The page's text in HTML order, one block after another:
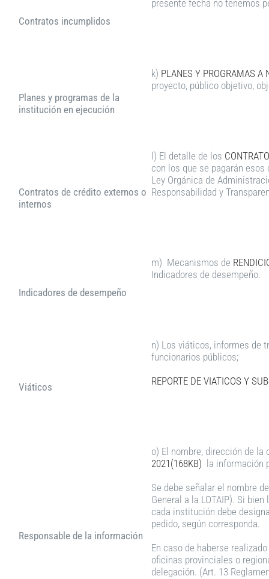
Contratos incumplidos
presente fecha no tenemos
Planes y programas de la
institución en ejecución
k) PLANES Y PROGRAMAS A
proyecto, público objetivo,
Contratos de crédito externos o
internos
l) El detalle de los
con los que se pagarán
Ley Orgánica de
Responsabilidad y
Indicadores de desempeño
m) Mecanismos de
Indicadores de desempeño.
Viáticos
n) Los viáticos, informes de
funcionarios públicos;
REPORTE DE VIATICOS Y
Responsable de la información
o) El nombre, dirección de
2021(168KB) la información
Se debe señalar el nombre
General a la LOTAIP). Si
cada institución debe
pedido, según corresponda.
En caso de haberse
oficinas provinciales o
delegación. (Art. 13